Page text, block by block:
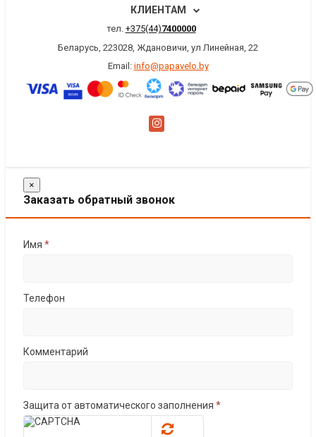
КЛИЕНТАМ
тел. +375(44)7400000
Беларусь, 223028, Ждановичи, ул Линейная, 22
Email: info@papavelo.by
×
Заказать обратный звонок
Имя *
Телефон
Комментарий
Защита от автоматического заполнения *